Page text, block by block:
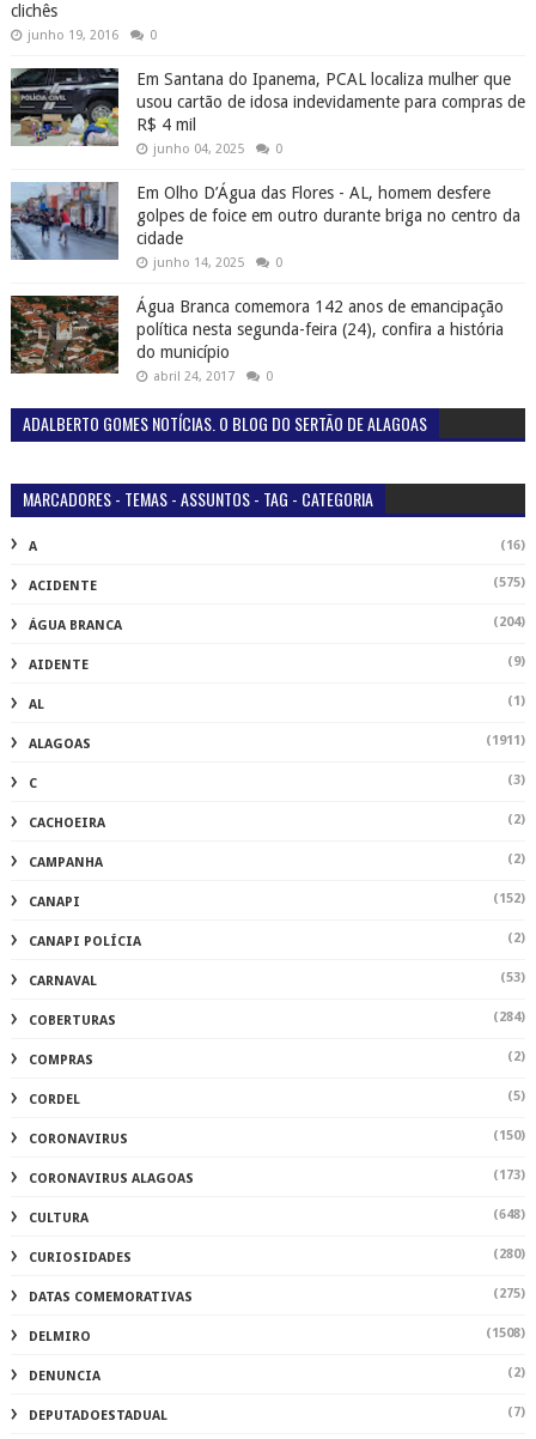
clichês
junho 19, 2016 0
Em Santana do Ipanema, PCAL localiza mulher que
usou cartão de idosa indevidamente para compras de
R$ 4 mil
junho 04, 2025 0
Em Olho D’Água das Flores - AL, homem desfere
golpes de foice em outro durante briga no centro da
cidade
junho 14, 2025 0
Água Branca comemora 142 anos de emancipação
política nesta segunda-feira (24), confira a história
do município
abril 24, 2017 0
ADALBERTO GOMES NOTÍCIAS. O BLOG DO SERTÃO DE ALAGOAS
MARCADORES - TEMAS - ASSUNTOS - TAG - CATEGORIA
A (16)
ACIDENTE (575)
ÁGUA BRANCA (204)
AIDENTE (9)
AL (1)
ALAGOAS (1911)
C (3)
CACHOEIRA (2)
CAMPANHA (2)
CANAPI (152)
CANAPI POLÍCIA (2)
CARNAVAL (53)
COBERTURAS (284)
COMPRAS (2)
CORDEL (5)
CORONAVIRUS (150)
CORONAVIRUS ALAGOAS (173)
CULTURA (648)
CURIOSIDADES (280)
DATAS COMEMORATIVAS (275)
DELMIRO (1508)
DENUNCIA (2)
DEPUTADOESTADUAL (7)